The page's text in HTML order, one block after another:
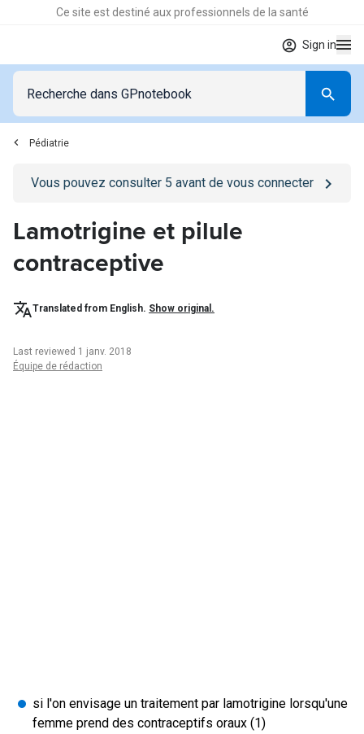
Ce site est destiné aux professionnels de la santé
Sign in
Pédiatrie
Go to/se-connecterpage
Vous pouvez consulter 5 avant de vous connecter
Lamotrigine et pilule
contraceptive
Translated from English. Show original.
Last reviewed 1 janv. 2018
Équipe de rédaction
si l'on envisage un traitement par lamotrigine lorsqu'une
femme prend des contraceptifs oraux (1)